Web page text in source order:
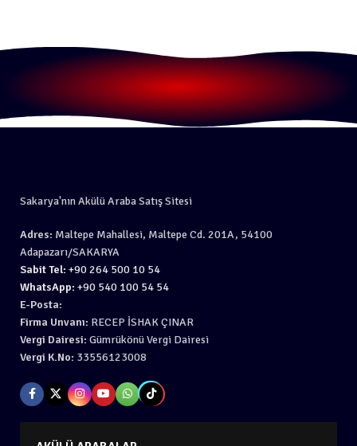
Sakarya'nın Akülü Araba Satış Sitesi
Adres: Maltepe Mahallesi, Maltepe Cd. 201A, 54100
Adapazarı/SAKARYA
Sabit Tel: +90 264 500 10 54
WhatsApp: +90 540 100 54 54
E-Posta:
Firma Unvanı: RECEP İSHAK ÇINAR
Vergi Dairesi: Gümrükönü Vergi Dairesi
Vergi K.No: 33556123008